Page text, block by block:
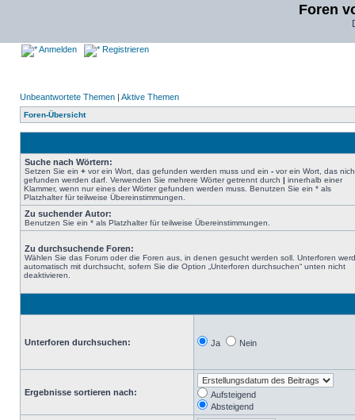
Foren
Anmelden Registrieren
Unbeantwortete Themen | Aktive Themen
Foren-Übersicht
Suche nach Wörtern:
Setzen Sie ein + vor ein Wort, das gefunden werden muss und ein - vor ein Wort, das
gefunden werden darf. Verwenden Sie mehrere Wörter getrennt durch | innerhalb einer
Klammer, wenn nur eines der Wörter gefunden werden muss. Benutzen Sie ein * als
Platzhalter für teilweise Übereinstimmungen.
Zu suchender Autor:
Benutzen Sie ein * als Platzhalter für teilweise Übereinstimmungen.
Zu durchsuchende Foren:
Wählen Sie das Forum oder die Foren aus, in denen gesucht werden soll. Unterforen
automatisch mit durchsucht, sofern Sie die Option „Unterforen durchsuchen“ unten nicht
deaktivieren.
Unterforen durchsuchen: Ja Nein
Ergebnisse sortieren nach:
Aufsteigend
Absteigend